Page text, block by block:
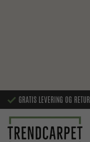
GRATIS LEVERING OG RETUR